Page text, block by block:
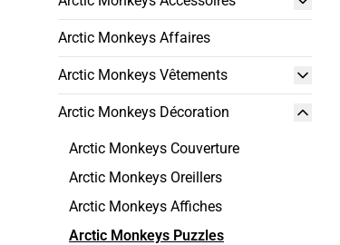
Arctic Monkeys Affaires
Arctic Monkeys Vêtements
Arctic Monkeys Décoration
Arctic Monkeys Couverture
Arctic Monkeys Oreillers
Arctic Monkeys Affiches
Arctic Monkeys Puzzles